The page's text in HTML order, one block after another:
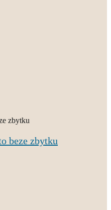
beze zbytku